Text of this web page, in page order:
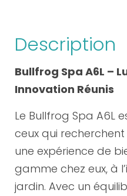
Description
Bullfrog Spa A6L –
Innovation Réunis
Le Bullfrog Spa A6L
ceux qui
une expérience de
gamme chez eux, à
jardin. Avec un